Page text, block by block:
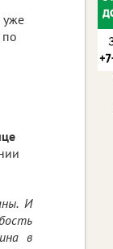
уже
И
в